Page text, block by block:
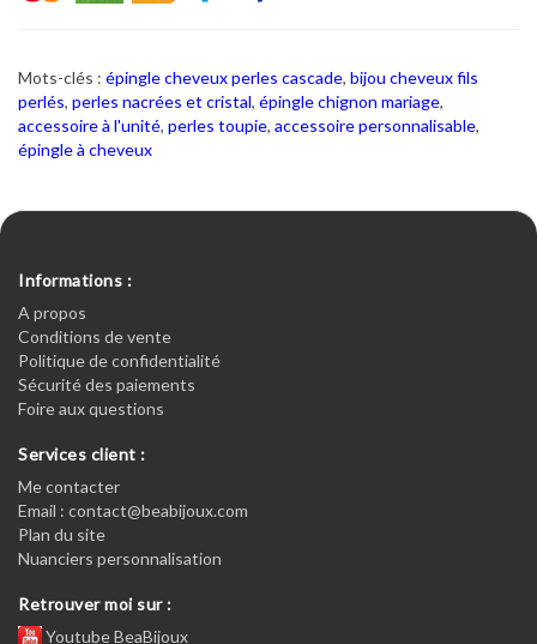
Mots-clés : épingle cheveux perles cascade, bijou cheveux fils
perlés, perles nacrées et cristal, épingle chignon mariage,
accessoire à l'unité, perles toupie, accessoire personnalisable,
épingle à cheveux
Informations :
A propos
Conditions de vente
Politique de confidentialité
Sécurité des paiements
Foire aux questions
Services client :
Me contacter
Email : contact@beabijoux.com
Plan du site
Nuanciers personnalisation
Retrouver moi sur :
Youtube BeaBijoux